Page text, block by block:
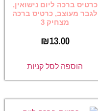
כרטיס ברכה ליום נישואין,
לגבר מעוצב, כרטיס ברכה
מצחיק 3
₪13.00
הוספה לסל קניות